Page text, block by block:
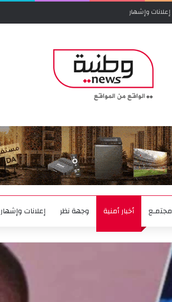
إعلانات وإشهار
مجتمـع أخبار أمنية وجهة نظر إعلانات وإشهار